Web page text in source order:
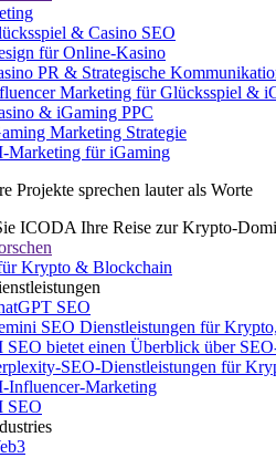
& Casino SEO
für Online-Kasino
PR & Strategische
Marketing für Glücksspiel &
& iGaming PPC
Marketing Strategie
Marketing für iGaming
Projekte sprechen lauter als Worte
ICODA Ihre Reise zur Krypto-
Krypto & Blockchain
SEO
SEO Dienstleistungen für
SEO bietet einen Überblick über
SEO-Dienstleistungen für
Influencer-Marketing
SEO